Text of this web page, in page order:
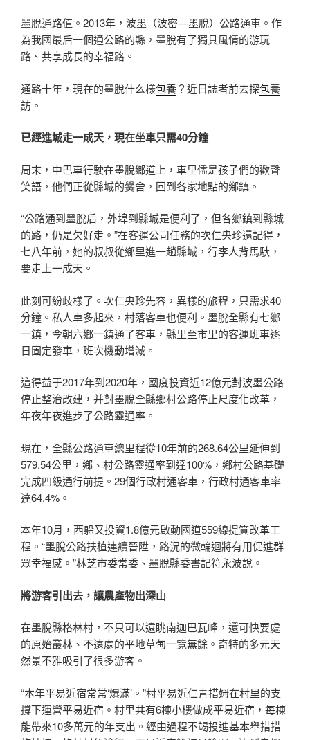
墨脫通路值。2013年，波墨（波密—墨脫）公路通車。作
為我國最后一個通公路的縣，墨脫有了獨具風情的游玩
路、共享成長的幸福路。
通路十年，現在的墨脫什么樣包養？近日誌者前去探包養
訪。
已經進城走一成天，現在坐車只需40分鐘
周末，中巴車行駛在墨脫鄉道上，車里儘是孩子們的歡聲
笑語，他們正從縣城的黌舍，回到各家地點的鄉鎮。
“公路通到墨脫后，外埠到縣城是便利了，但各鄉鎮到縣城
的路，仍是欠好走。”在客運公司任務的次仁央珍還記得，
七八年前，她的叔叔從鄉里進一趟縣城，行李人背馬馱，
要走上一成天。
此刻可紛歧樣了。次仁央珍先容，異樣的旅程，只需求40
分鐘。私人車多起來，村落客車也便利。墨脫全縣有七鄉
一鎮，今朝六鄉一鎮通了客車，縣里至市里的客運班車逐
日固定發車，班次機動增減。
這得益于2017年到2020年，國度投資近12億元對波墨公路
停止整治改建，并對墨脫全縣鄉村公路停止尺度化改革，
年夜年夜進步了公路靈通率。
現在，全縣公路通車總里程從10年前的268.64公里延伸到
579.54公里，鄉、村公路靈通率到達100%，鄉村公路基礎
完成四級通行前提。29個行政村通客車，行政村通客車率
達64.4%。
本年10月，西躲又投資1.8億元啟動國道559線提質改革工
程。“墨脫公路扶植連續晉陞，路況的微輪迴將有用促進群
眾幸福感。”林芝市委常委、墨脫縣委書記符永波說。
將游客引出去，讓農產物出深山
在墨脫縣格林村，不只可以遠眺南迦巴瓦峰，還可快要處
的原始叢林、不遠處的平地草甸一覽無餘。奇特的多元天
然景不雅吸引了很多游客。
“本年平易近宿常常‘爆滿’。”村平易近仁青措姆在村里的支
撐下運營平易近宿。村里共有6棟小樓做成平易近宿，每棟
能帶來10多萬元的年支出。經由過程不竭投進基本舉措措